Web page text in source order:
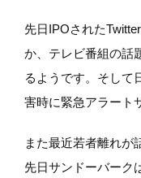
先日IPOされた
か、テレビ番組の話
るようです。そして
害時に緊急アラート
また最近若者離れが
先日サンドーバーク